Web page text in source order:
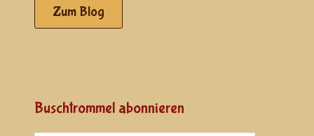
Zum Blog
Buschtrommel abonnieren